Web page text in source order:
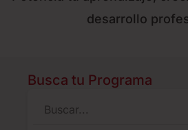
desarrollo
Busca tu Programa